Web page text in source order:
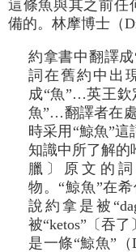
這條魚與其之前任
備的。林摩博士（
約拿書中翻譯成
詞在舊約中出
成“魚”…英王欽
魚”…翻譯者在
時采用“鯨魚”這
知識中所了解的
臘〕原文的
物。“鯨魚”在
說約拿是被
被“ketos”〔吞
是一條“鯨魚”（